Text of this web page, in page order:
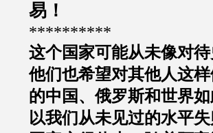
易！
**********
这个国家可能从未像对
他们也希望对其他人这
的中国、俄罗斯和世界
以我们从未见过的水平